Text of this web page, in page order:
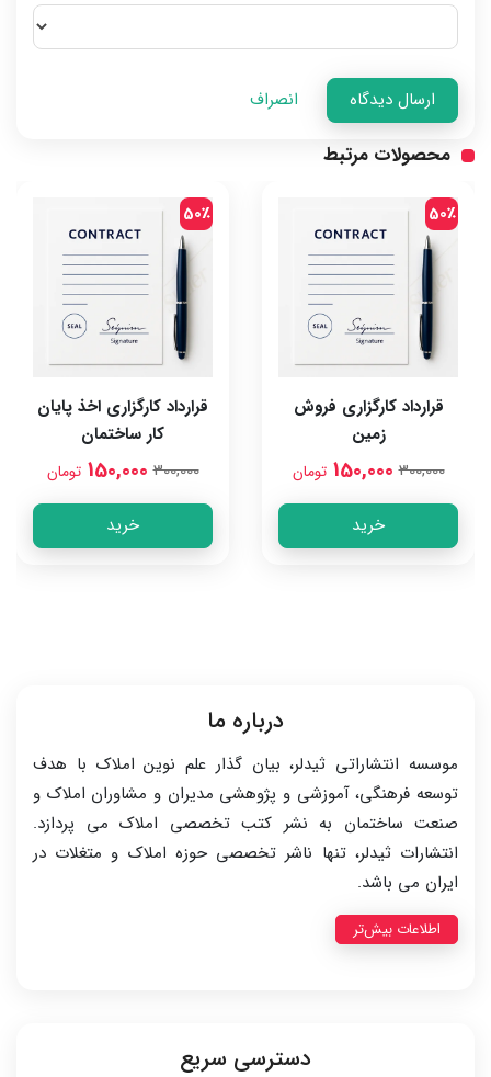
ارسال دیدگاه انصراف
محصولات مرتبط
50٪
قرارداد کارگزاری فروش
زمین
300,000
150,000 تومان
خرید
50٪
قرارداد کارگزاری اخذ پایان
کار ساختمان
300,000
150,000 تومان
خرید
درباره ما
موسسه انتشاراتی ثیدلر، بیان گذار علم نوین املاک با هدف
توسعه فرهنگی، آموزشی و پژوهشی مدیران و مشاوران املاک و
صنعت ساختمان به نشر کتب تخصصی املاک می پردازد.
انتشارات ثیدلر، تنها ناشر تخصصی حوزه املاک و متغلات در
ایران می باشد.
اطلاعات بیش‌تر
دسترسی سریع